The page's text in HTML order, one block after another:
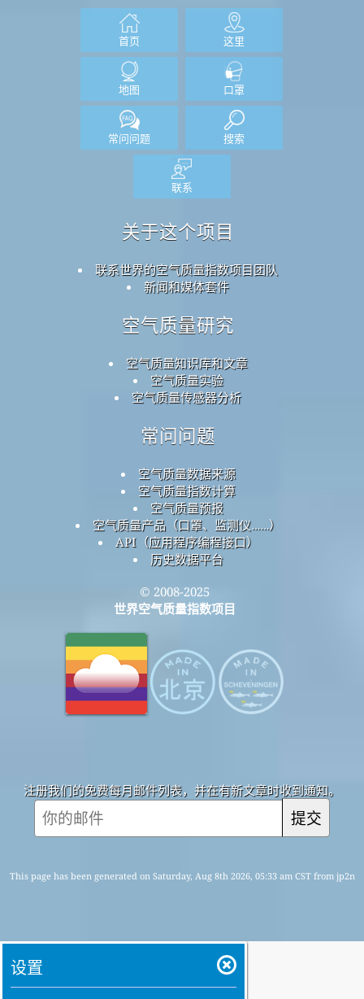
首页 这里
地图 口罩
常问问题 搜索
联系
关于这个项目
联系世界的空气质量指数项目团队
新闻和媒体套件
空气质量研究
空气质量知识库和文章
空气质量实验
空气质量传感器分析
常问问题
空气质量数据来源
空气质量指数计算
空气质量预报
空气质量产品（口罩、监测仪……）
API（应用程序编程接口）
历史数据平台
© 2008-2025
世界空气质量指数项目
注册我们的免费每月邮件列表，并在有新文章时收到通知。
提交
This page has been generated on Saturday, Aug 8th 2026, 05:33 am CST from jp2n
设置